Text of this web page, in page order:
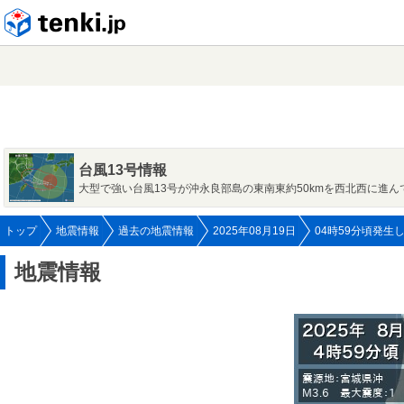
台風13号情報
大型で強い台風13号が沖永良部島の東南東約50kmを西北西に進ん
トップ 地震情報 過去の地震情報 2025年08月19日 04時59分頃発生
地震情報